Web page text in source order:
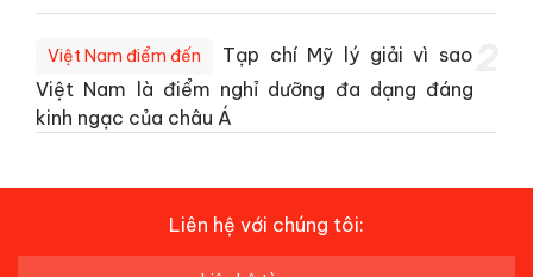
Việt Nam điểm đến
Tạp chí Mỹ lý giải vì sao
Việt Nam là điểm nghỉ dưỡng đa dạng đáng
kinh ngạc của châu Á
Liên hệ với chúng tôi: